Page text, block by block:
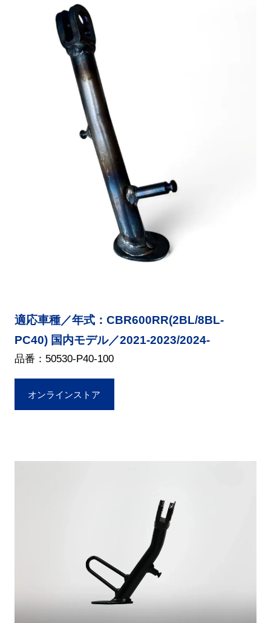
適応車種／年式：CBR600RR(2BL/8BL-
PC40) 国内モデル／2021-2023/2024-
品番：50530-P40-100
オンラインストア